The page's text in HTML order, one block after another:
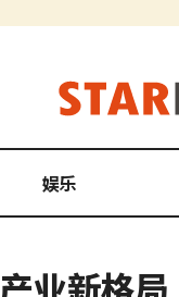
娱乐